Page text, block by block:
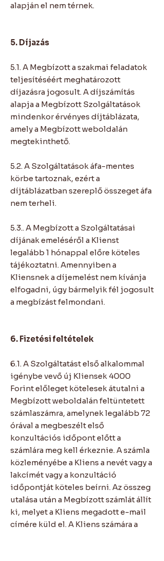
alapján el nem térnek.
5. Díjazás
5.1. A Megbízott a szakmai feladatok
teljesítéséért meghatározott
díjazásra jogosult. A díjszámítás
alapja a Megbízott Szolgáltatások
mindenkor érvényes díjtáblázata,
amely a Megbízott weboldalán
megtekinthető.
5.2. A Szolgáltatások áfa-mentes
körbe tartoznak, ezért a
díjtáblázatban szereplő összeget áfa
nem terheli.
5.3.. A Megbízott a Szolgáltatásai
díjának emeléséről a Klienst
legalább 1 hónappal előre köteles
tájékoztatni. Amennyiben a
Kliensnek a díjemelést nem kívánja
elfogadni, úgy bármelyik fél jogosult
a megbízást felmondani.
6. Fizetési feltételek
6.1. A Szolgáltatást első alkalommal
igénybe vevő új Kliensek 4000
Forint előleget kötelesek átutalni a
Megbízott weboldalán feltüntetett
számlaszámra, amelynek legalább 72
órával a megbeszélt első
konzultációs időpont előtt a
számlára meg kell érkeznie. A számla
közleményébe a Kliens a nevét vagy a
lakcímét vagy a konzultáció
időpontját köteles beírni. Az összeg
utalása után a Megbízott számlát állít
ki, melyet a Kliens megadott e-mail
címére küld el. A Kliens számára a